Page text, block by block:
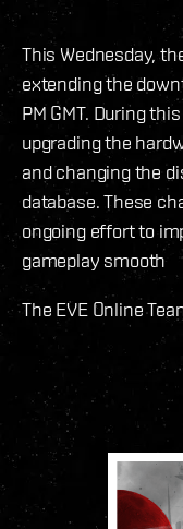
This Wednesday,
extending the
PM GMT. During
upgrading the
and changing the
database. These
ongoing effort to
gameplay smooth
The EVE Online